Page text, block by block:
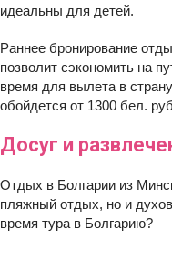
идеальны для детей.
Раннее бронирование
позволит сэкономить на
время для вылета в
обойдется от 1300 бел.
Досуг и
Отдых в Болгарии из
пляжный отдых, но и
время тура в Болгарию?